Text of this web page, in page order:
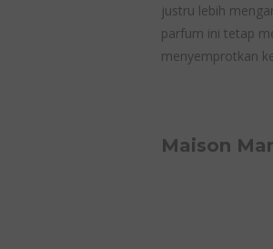
justru lebih
parfum ini tetap
menyemprotkan
Maison